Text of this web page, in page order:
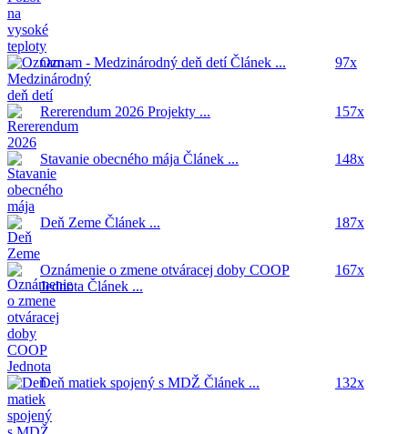
Oznam - Medzinárodný deň detíČlánek ... 97x
Rererendum 2026 Projekty ... 157x
Stavanie obecného mája Článek ... 148x
Deň Zeme Článek ... 187x
Oznámenie o zmene otváracej doby COOP
Jednota Článek ...
167x
Deň matiek spojený s MDŽ Článek ... 132x